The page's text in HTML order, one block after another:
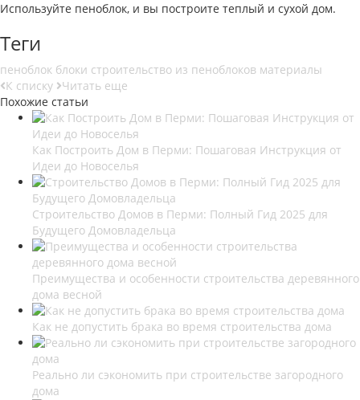
Используйте пеноблок, и вы построите теплый и сухой дом.
Теги
пеноблок блоки строительство из пеноблоков материалы
К списку
Читать еще
Похожие статьи
Как Построить Дом в Перми: Пошаговая Инструкция от
Идеи до Новоселья
Строительство Домов в Перми: Полный Гид 2025 для
Будущего Домовладельца
Преимущества и особенности строительства деревянного
дома весной
Как не допустить брака во время строительства дома
Реально ли сэкономить при строительстве загородного
дома